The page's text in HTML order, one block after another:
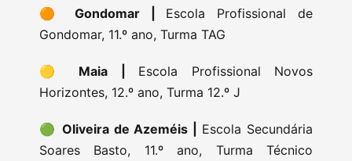
🟠 Gondomar | Escola Profissional de
Gondomar, 11.º ano, Turma TAG
🟡 Maia | Escola Profissional Novos
Horizontes, 12.º ano, Turma 12.º J
🟢 Oliveira de Azeméis | Escola Secundária
Soares Basto, 11.º ano, Turma Técnico